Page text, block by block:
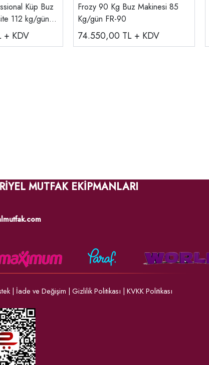
Küp Buz
112 kg/gün,
+ KDV
Frozy 90 Kg Buz Makinesi 85
Kg/gün FR-90
74.550,00 TL + KDV
MUTFAK EKİPMANLARI
| İade ve Değişim | Gizlilik Politikası | KVKK Politikası